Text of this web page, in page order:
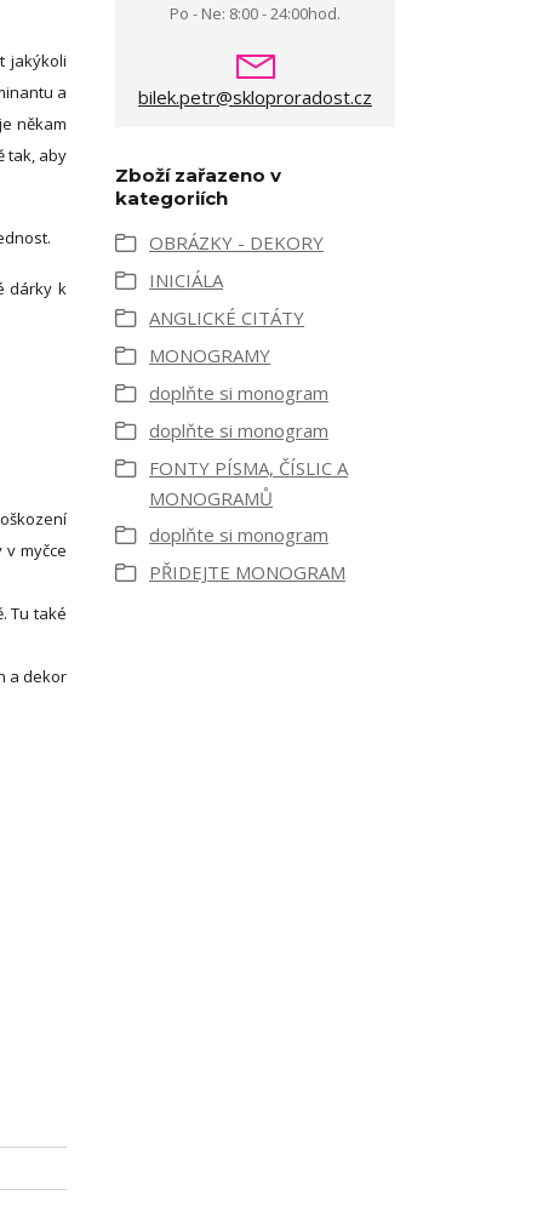
jakýkoli
a
někam
tak, aby
dárky k
myčce
Tu také
a dekor
Po - Ne: 8:00 - 24:00hod.
bilek.petr@skloproradost.cz
Zboží zařazeno v
kategoriích
OBRÁZKY - DEKORY
INICIÁLA
ANGLICKÉ CITÁTY
MONOGRAMY
doplňte si monogram
doplňte si monogram
FONTY PÍSMA, ČÍSLIC A
MONOGRAMŮ
doplňte si monogram
PŘIDEJTE MONOGRAM